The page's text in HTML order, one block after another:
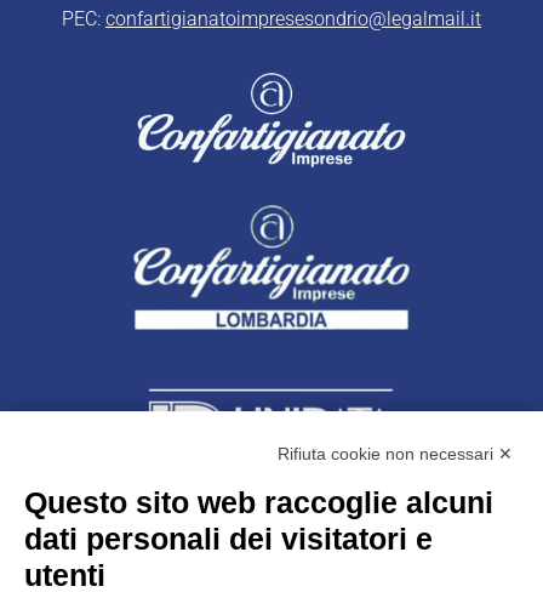
PEC: confartigianatoimpresesondrio@legalmail.it
Unidata s.r.lcon unico socio
Largo dell’Artigianato, 1 - 23100 Sondrio
Rifiuta cookie non necessari ✕
Questo sito web raccoglie alcuni
dati personali dei visitatori e
utenti